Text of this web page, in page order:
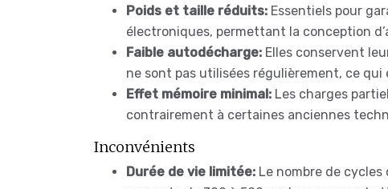
Poids et taille réduits: Essentiels pour
électroniques, permettant la conception
Faible autodécharge: Elles conservent
ne sont pas utilisées régulièrement, ce
Effet mémoire minimal: Les charges
contrairement à certaines anciennes
Inconvénients
Durée de vie limitée: Le nombre de